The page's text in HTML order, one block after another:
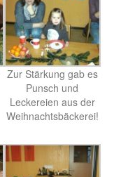
Zur Stärkung gab es
Punsch und
Leckereien aus der
Weihnachtsbäckerei!